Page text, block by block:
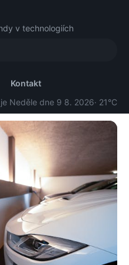
v technologiích
Kontakt
Neděle dne 9 8. 2026· 21°C